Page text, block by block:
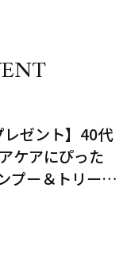
レゼント】40代
ケアにぴった
プー＆トリート